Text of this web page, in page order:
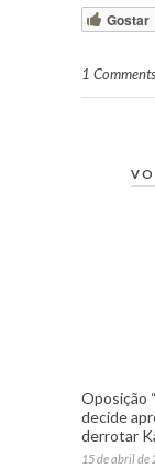
Gostar
1 Comments
Oposição
decide
derrotar
15 de abril de